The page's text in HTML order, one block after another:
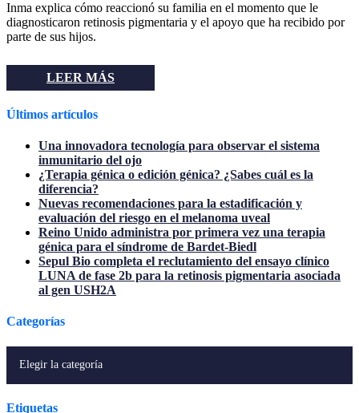
Inma explica cómo reaccionó su familia en el momento que le
diagnosticaron retinosis pigmentaria y el apoyo que ha recibido por
parte de sus hijos.
LEER MÁS
Últimos artículos
Una innovadora tecnología para observar el sistema
inmunitario del ojo
¿Terapia génica o edición génica? ¿Sabes cuál es la
diferencia?
Nuevas recomendaciones para la estadificación y
evaluación del riesgo en el melanoma uveal
Reino Unido administra por primera vez una terapia
génica para el síndrome de Bardet-Biedl
Sepul Bio completa el reclutamiento del ensayo clínico
LUNA de fase 2b para la retinosis pigmentaria asociada
al gen USH2A
Categorías
Etiquetas